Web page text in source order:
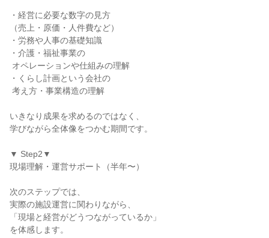
・経営に必要な数字の見方
（売上・原価・人件費など）
・労務や人事の基礎知識
・介護・福祉事業の
・くらし計画という会社の
いきなり成果を求めるのではなく、
学びながら全体像をつかむ期間です。
▼ Step2▼
現場理解・運営サポート（半年〜）
次のステップでは、
実際の施設運営に関わりながら、
「現場と経営がどうつながっているか」
を体感します。